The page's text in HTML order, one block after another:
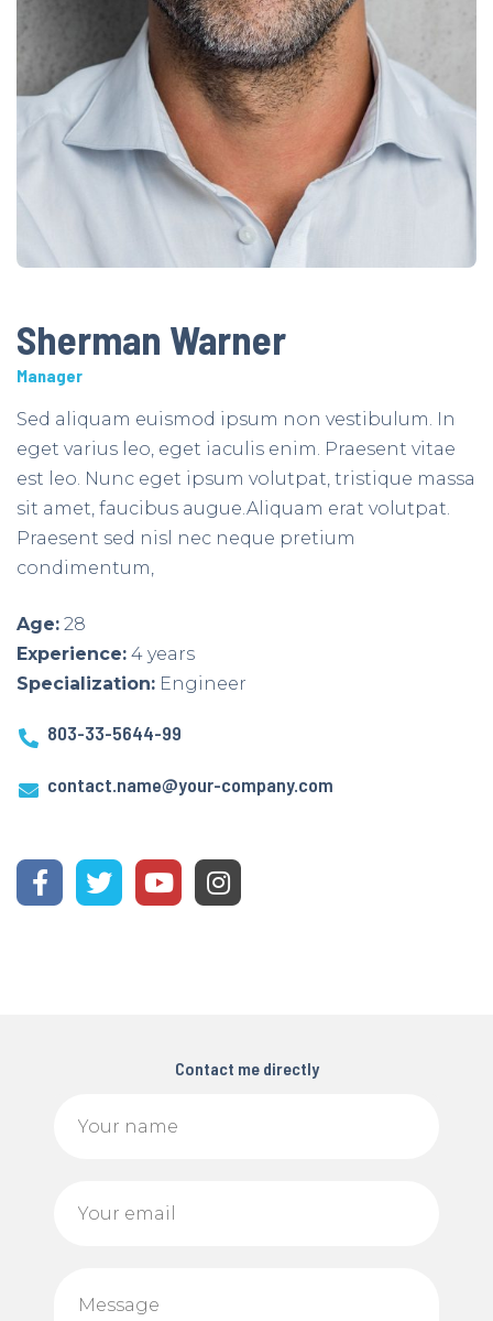
Sherman Warner
Manager
Sed aliquam euismod ipsum non vestibulum. In
eget varius leo, eget iaculis enim. Praesent vitae
est leo. Nunc eget ipsum volutpat, tristique massa
sit amet, faucibus augue.Aliquam erat volutpat.
Praesent sed nisl nec neque pretium
condimentum,
Age: 28
Experience: 4 years
Specialization: Engineer
803-33-5644-99
contact.name@your-company.com
Contact me directly